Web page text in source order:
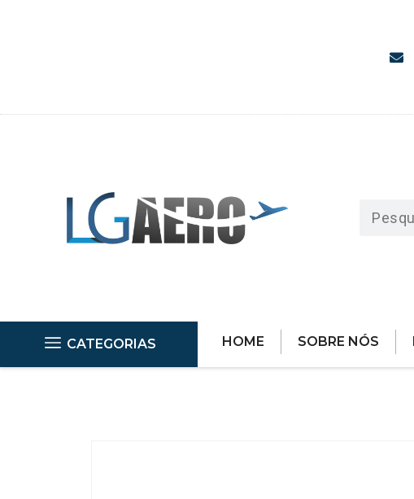
CATEGORIAS HOME SOBRE NÓS